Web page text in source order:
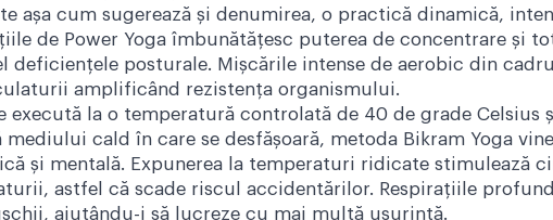
așa cum sugerează și denumirea, o practică dinamică,
de Power Yoga îmbunătăţesc puterea de concentrare şi
deficienţele posturale. Mişcările intense de aerobic din
amplificând rezistenţa organismului.
execută la o temperatură controlată de 40 de grade Celsius
cald în care se desfășoară, metoda Bikram Yoga
și mentală. Expunerea la temperaturi ridicate stimulează
astfel că scade riscul accidentărilor. Respirațiile
ajutându-i să lucreze cu mai multă ușurință.